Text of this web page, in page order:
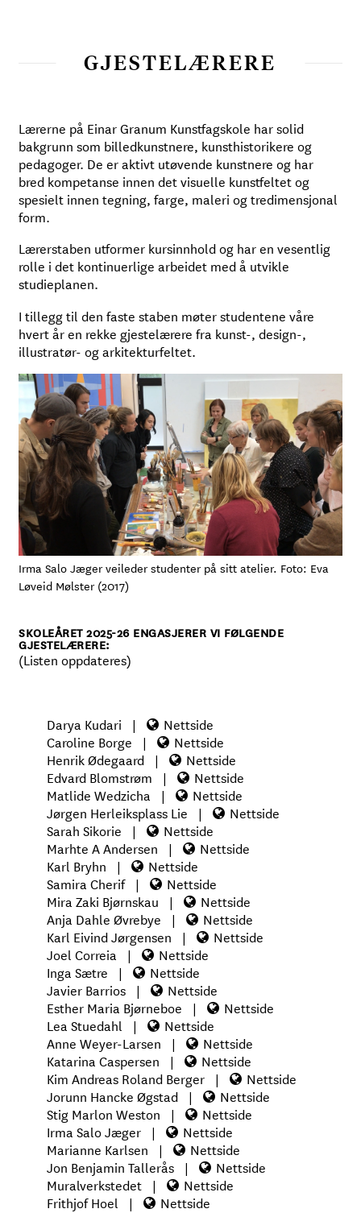
GJESTELÆRERE
Lærerne på Einar Granum Kunstfagskole har solid
bakgrunn som billedkunstnere, kunsthistorikere og
pedagoger. De er aktivt utøvende kunstnere og har
bred kompetanse innen det visuelle kunstfeltet og
spesielt innen tegning, farge, maleri og tredimensjonal
form.
Lærerstaben utformer kursinnhold og har en vesentlig
rolle i det kontinuerlige arbeidet med å utvikle
studieplanen.
I tillegg til den faste staben møter studentene våre
hvert år en rekke gjestelærere fra kunst-, design-,
illustratør- og arkitekturfeltet.
Irma Salo Jæger veileder studenter på sitt atelier. Foto: Eva
Løveid Mølster (2017)
SKOLEÅRET 2025-26 ENGASJERER VI FØLGENDE
GJESTELÆRERE:
(Listen oppdateres)
Darya Kudari |
Nettside
Caroline Borge |
Nettside
Henrik Ødegaard |
Nettside
Edvard Blomstrøm |
Nettside
Matlide Wedzicha
|
Nettside
Jørgen Herleiksplass Lie |
Nettside
Sarah Sikorie |
Nettside
Marhte A Andersen |
Nettside
Karl Bryhn |
Nettside
Samira Cherif |
Nettside
Mira Zaki Bjørnskau |
Nettside
Anja Dahle Øvrebye |
Nettside
Karl Eivind Jørgensen |
Nettside
Joel Correia
|
Nettside
Inga Sætre |
Nettside
Javier Barrios |
Nettside
Esther Maria Bjørneboe |
Nettside
Lea Stuedahl
|
Nettside
Anne Weyer-Larsen |
Nettside
Katarina Caspersen |
Nettside
Kim Andreas Roland Berger |
Nettside
Jorunn Hancke Øgstad |
Nettside
Stig Marlon Weston |
Nettside
Irma Salo Jæger |
Nettside
Marianne Karlsen |
Nettside
Jon Benjamin Tallerås |
Nettside
Muralverkstedet |
Nettside
Frithjof Hoel
| Nettside